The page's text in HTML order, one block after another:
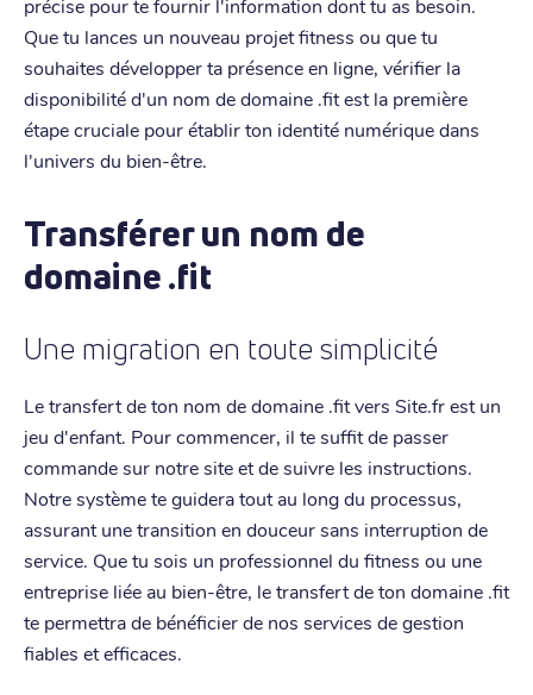
Que tu lances un nouveau projet fitness ou que tu
souhaites développer ta présence en ligne, vérifier la
disponibilité d'un nom de domaine .fit est la première
étape cruciale pour établir ton identité numérique dans
l'univers du bien-être.
Transférer un nom de
domaine .fit
Une migration en toute simplicité
Le transfert de ton nom de domaine .fit vers Site.fr est un
jeu d'enfant. Pour commencer, il te suffit de passer
commande sur notre site et de suivre les instructions.
Notre système te guidera tout au long du processus,
assurant une transition en douceur sans interruption de
service. Que tu sois un professionnel du fitness ou une
entreprise liée au bien-être, le transfert de ton domaine .fit
te permettra de bénéficier de nos services de gestion
fiables et efficaces.